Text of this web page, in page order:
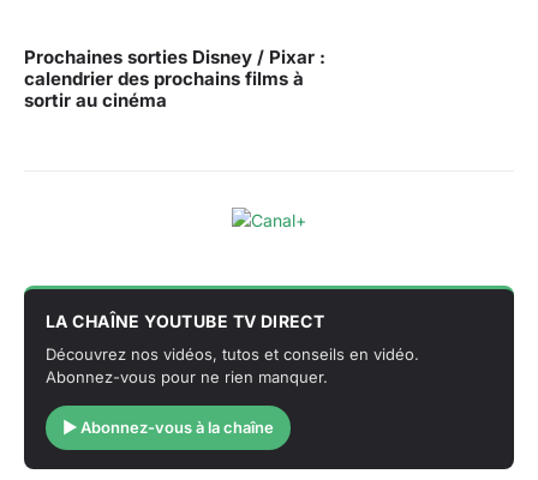
Prochaines sorties Disney / Pixar :
calendrier des prochains films à
sortir au cinéma
LA CHAÎNE YOUTUBE TV DIRECT
Découvrez nos vidéos, tutos et conseils en vidéo.
Abonnez-vous pour ne rien manquer.
▶ Abonnez-vous à la chaîne